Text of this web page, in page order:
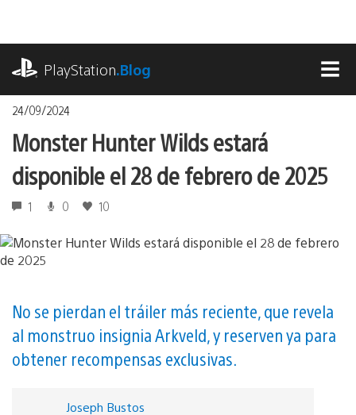
contenido
PlayStation.Blog
24/09/2024
Monster Hunter Wilds estará
disponible el 28 de febrero de 2025
1 0 10
No se pierdan el tráiler más reciente, que revela
al monstruo insignia Arkveld, y reserven ya para
obtener recompensas exclusivas.
Joseph Bustos